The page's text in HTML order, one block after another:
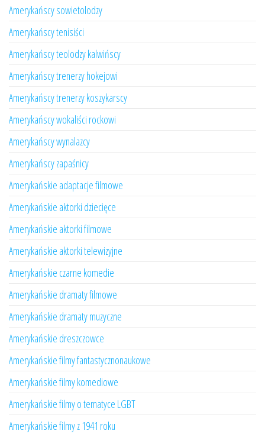
Amerykańscy sowietolodzy
Amerykańscy tenisiści
Amerykańscy teolodzy kalwińscy
Amerykańscy trenerzy hokejowi
Amerykańscy trenerzy koszykarscy
Amerykańscy wokaliści rockowi
Amerykańscy wynalazcy
Amerykańscy zapaśnicy
Amerykańskie adaptacje filmowe
Amerykańskie aktorki dziecięce
Amerykańskie aktorki filmowe
Amerykańskie aktorki telewizyjne
Amerykańskie czarne komedie
Amerykańskie dramaty filmowe
Amerykańskie dramaty muzyczne
Amerykańskie dreszczowce
Amerykańskie filmy fantastycznonaukowe
Amerykańskie filmy komediowe
Amerykańskie filmy o tematyce LGBT
Amerykańskie filmy z 1941 roku